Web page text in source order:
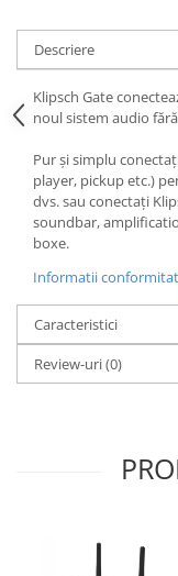
Descriere
Klipsch Gate
noul sistem audio
Pur și simplu
player, pickup etc.)
dvs. sau conectați
soundbar,
boxe.
Informatii
Caracteristici
Review-uri(0)